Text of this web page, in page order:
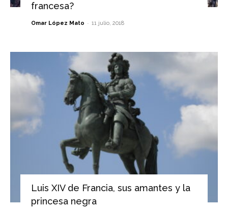
francesa?
Omar López Mato - 11 julio, 2018
Luis XIV de Francia, sus amantes y la
princesa negra